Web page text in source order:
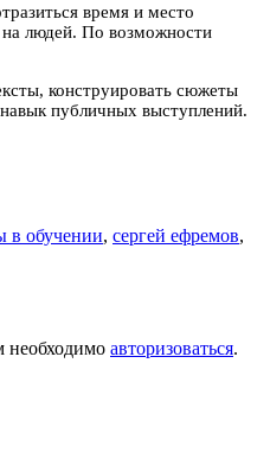
время и место
людей. По возможности
конструировать сюжеты
публичных выступлений.
в обучении, сергей ефремов,
необходимо авторизоваться.